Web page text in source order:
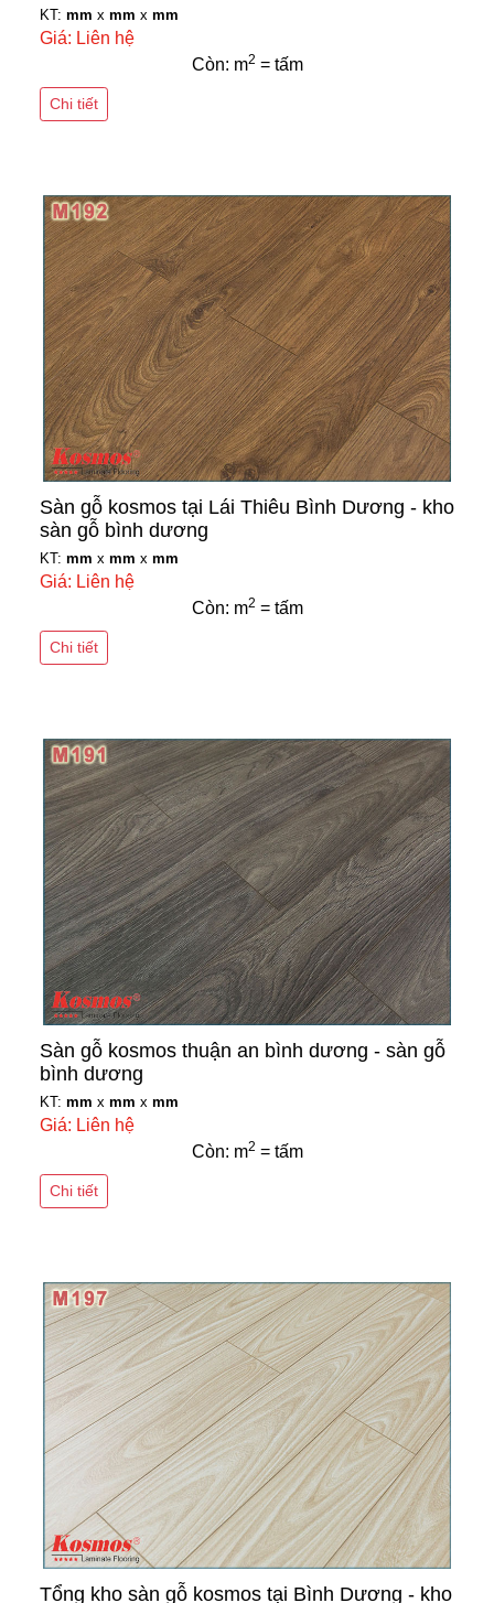
KT: mm x mm x mm
Giá: Liên hệ
Còn: m2 = tấm
Chi tiết
Sàn gỗ kosmos tại Lái Thiêu Bình Dương - kho
sàn gỗ bình dương
KT: mm x mm x mm
Giá: Liên hệ
Còn: m2 = tấm
Chi tiết
Sàn gỗ kosmos thuận an bình dương - sàn gỗ
bình dương
KT: mm x mm x mm
Giá: Liên hệ
Còn: m2 = tấm
Chi tiết
Tổng kho sàn gỗ kosmos tại Bình Dương - kho